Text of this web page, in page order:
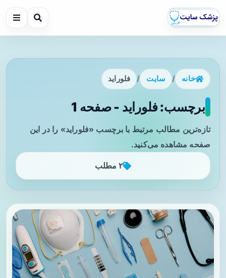
خانه / سایت / فلوراید
برچسب: فلوراید - صفحه 1
تازه‌ترین مطالب مرتبط با برچسب «فلوراید» را در این
صفحه مشاهده می‌کنید.
۲ مطلب